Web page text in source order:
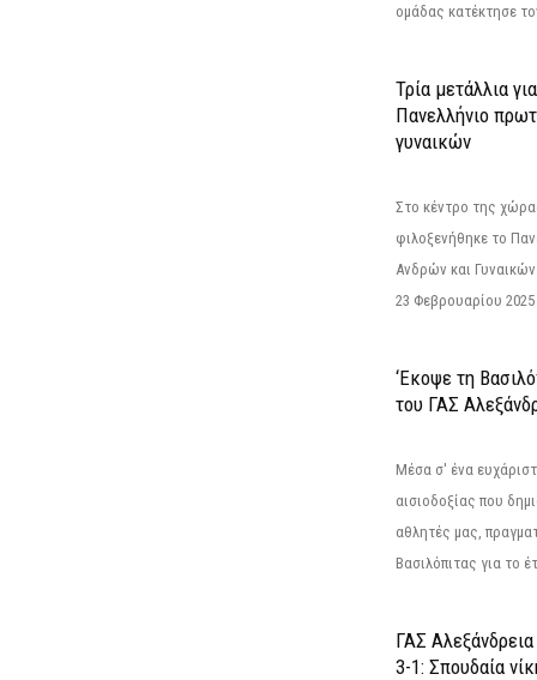
ομάδας κατέκτησε
Τρία μετάλλια
Πανελλήνιο
γυναικών
Στο κέντρο της
φιλοξενήθηκε το
Ανδρών και
23 Φεβρουαρίου
‘Εκοψε τη
του ΓΑΣ
Μέσα σ' ένα
αισιοδοξίας που
αθλητές μας,
Βασιλόπιτας για το
ΓΑΣ
3-1: Σπουδαία